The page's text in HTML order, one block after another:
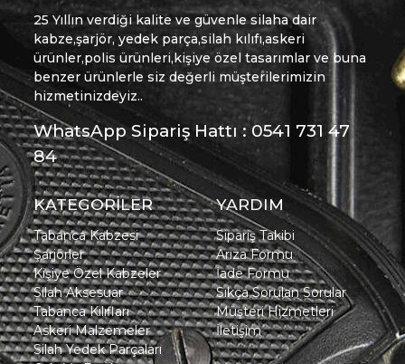
25 Yıllın verdiği kalite ve güvenle silaha dair
kabze,şarjör, yedek parça,silah kılıfı,askeri
ürünler,polis ürünleri,kişiye özel tasarımlar ve buna
benzer ürünlerle siz değerli müşterilerimizin
hizmetinizdeyiz..
WhatsApp Sipariş Hattı : 0541 731 47
84
KATEGORİLER
Tabanca Kabzesi
Şarjörler
Kişiye Özel Kabzeler
Silah Aksesuar
Tabanca Kılıfları
Askeri Malzemeler
Silah Yedek Parçaları
YARDIM
Sipariş Takibi
Arıza Formu
İade Formu
Sıkça Sorulan Sorular
Müşteri Hizmetleri
İletişim